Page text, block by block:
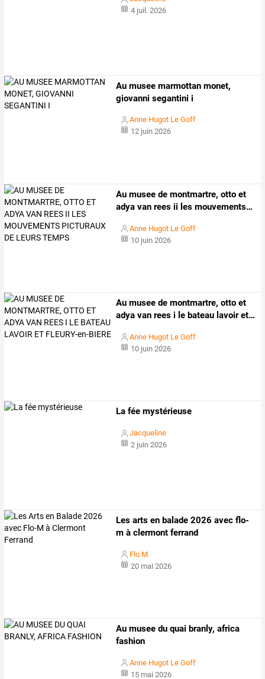
4 juil. 2026
Au musee marmottan monet,
giovanni segantini i
Anne Hugot Le Goff
12 juin 2026
Au musee de montmartre, otto et
adya van rees ii les mouvements…
Anne Hugot Le Goff
10 juin 2026
Au musee de montmartre, otto et
adya van rees i le bateau lavoiret…
Anne Hugot Le Goff
10 juin 2026
La fée mystérieuse
Jacqueline
2 juin 2026
Les arts en balade 2026 avec flo-
m à clermont ferrand
Flo.M
20 mai 2026
Au musee du quai branly, africa
fashion
Anne Hugot Le Goff
15 mai 2026